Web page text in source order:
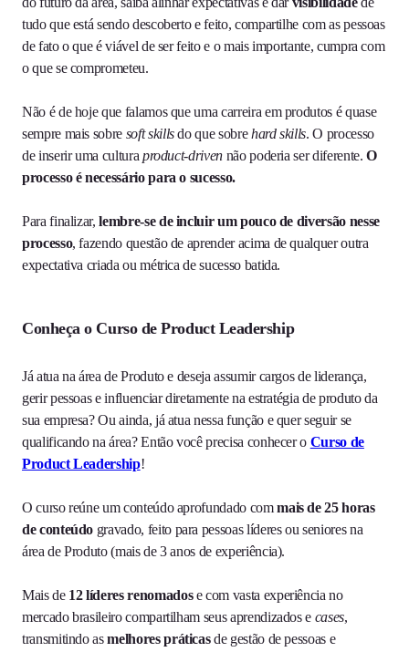
tudo que está sendo descoberto e feito, compartilhe com as pessoas
de fato o que é viável de ser feito e o mais importante, cumpra com
o que se comprometeu.
Não é de hoje que falamos que uma carreira em produtos é quase
sempre mais sobre soft skillsdo que sobrehard skills. O processo
de inserir uma cultura product-drivennão poderia ser diferente.O
processo é necessário para o sucesso.
Para finalizar, lembre-se de incluir um pouco de diversão nesse
processo, fazendo questão de aprender acima de qualquer outra
expectativa criada ou métrica de sucesso batida.
Conheça o Curso de Product Leadership
Já atua na área de Produto e deseja assumir cargos de liderança,
gerir pessoas e influenciar diretamente na estratégia de produto da
sua empresa? Ou ainda, já atua nessa função e quer seguir se
qualificando na área? Então você precisa conhecer o Curso de
Product Leadership!
O curso reúne um conteúdo aprofundado commais de 25 horas
de conteúdo gravado, feito para pessoas líderes ou seniores na
área de Produto (mais de 3 anos de experiência).
Mais de12 líderes renomadose com vasta experiência no
mercado brasileiro compartilham seus aprendizados e cases,
transmitindo asmelhores práticasde gestão de pessoas e